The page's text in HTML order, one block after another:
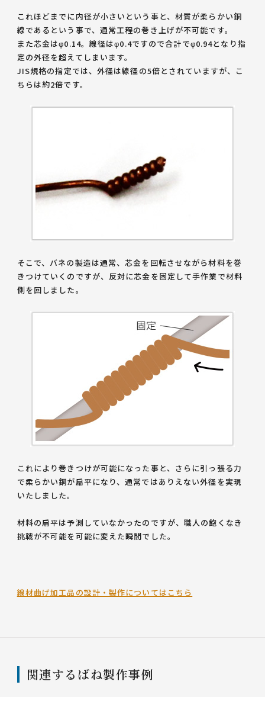
これほどまでに内径が小さいという事と、材質が柔らかい銅
線であるという事で、通常工程の巻き上げが不可能です。
また芯金はφ0.14。線径はφ0.4ですので合計でφ0.94となり指
定の外径を超えてしまいます。
JIS規格の指定では、外径は線径の5倍とされていますが、こ
ちらは約2倍です。
そこで、バネの製造は通常、芯金を回転させながら材料を巻
きつけていくのですが、反対に芯金を固定して手作業で材料
側を回しました。
これにより巻きつけが可能になった事と、さらに引っ張る力
で柔らかい銅が扁平になり、通常ではありえない外径を実現
いたしました。
材料の扁平は予測していなかったのですが、職人の飽くなき
挑戦が不可能を可能に変えた瞬間でした。
線材曲げ加工品の設計・製作についてはこちら
関連するばね製作事例